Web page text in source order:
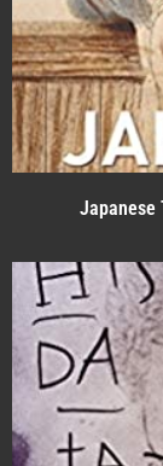
Japanese